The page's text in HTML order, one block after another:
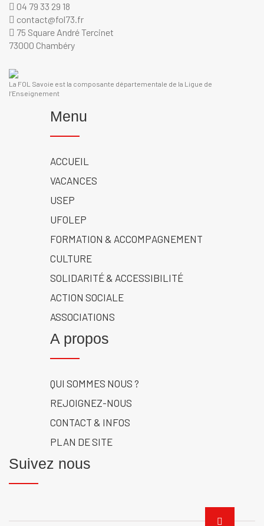
04 79 33 29 18
contact@fol73.fr
75 Square André Tercinet
73000 Chambéry
La FOL Savoie est la composante départementale de la Ligue de
l’Enseignement
Menu
ACCUEIL
VACANCES
USEP
UFOLEP
FORMATION & ACCOMPAGNEMENT
CULTURE
SOLIDARITÉ & ACCESSIBILITÉ
ACTION SOCIALE
ASSOCIATIONS
A propos
QUI SOMMES NOUS ?
REJOIGNEZ-NOUS
CONTACT & INFOS
PLAN DE SITE
Suivez nous